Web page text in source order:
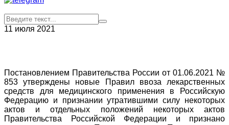
11 июля 2021
Постановлением Правительства России от 01.06.2021 №
853 утверждены новые Правил ввоза лекарственных
средств для медицинского применения в Российскую
Федерацию и признании утратившими силу некоторых
актов и отдельных положений некоторых актов
Правительства Российской Федерации и признано